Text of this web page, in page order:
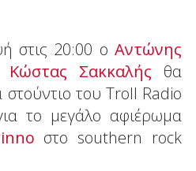
στις 20:00 οΑντώνης
Κώστας Σακκαλής θα
στούντιο του Troll Radio
το μεγάλο αφιέρωμα
στο southern rock